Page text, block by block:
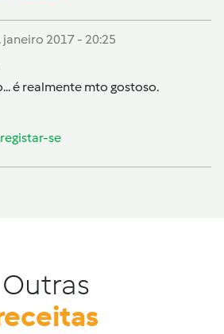
janeiro 2017 - 20:25
é realmente mto gostoso.
registar-se
Outras